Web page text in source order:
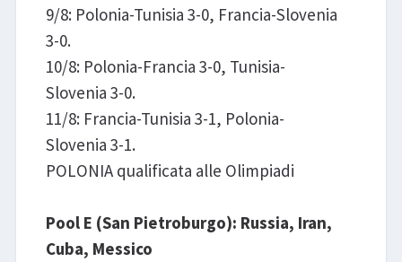
9/8: Polonia-Tunisia 3-0, Francia-Slovenia
3-0.
10/8: Polonia-Francia 3-0, Tunisia-
Slovenia 3-0.
11/8: Francia-Tunisia 3-1, Polonia-
Slovenia 3-1.
POLONIA qualificata alle Olimpiadi
Pool E (San Pietroburgo): Russia, Iran,
Cuba, Messico